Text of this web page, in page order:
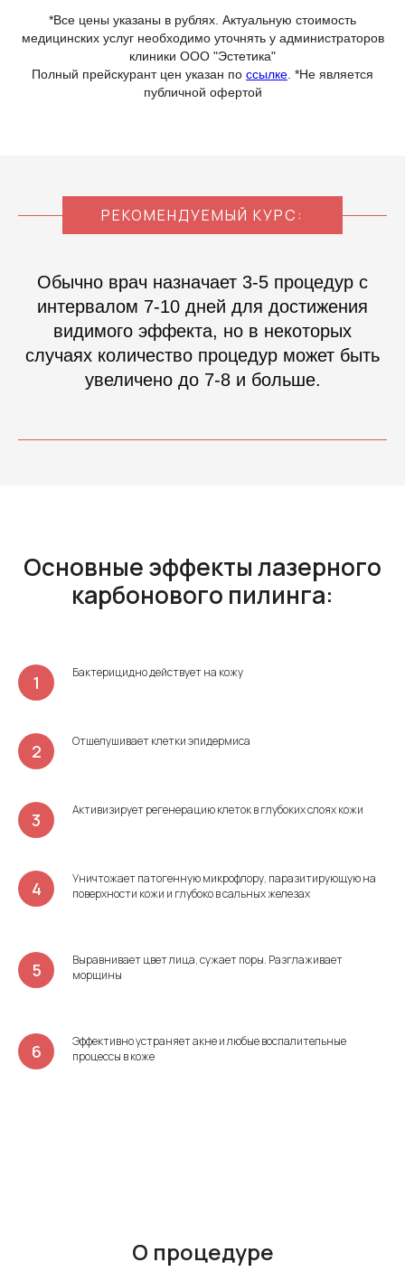
*Все цены указаны в рублях. Актуальную стоимость
медицинских услуг необходимо уточнять у администраторов
клиники ООО "Эстетика"
Полный прейскурант цен указан по ссылке . *Не является
публичной офертой
РЕКОМЕНДУЕМЫЙ КУРС:
Обычно врач назначает 3-5 процедур с
интервалом 7-10 дней для достижения
видимого эффекта, но в некоторых
случаях количество процедур может быть
увеличено до 7-8 и больше.
Основные эффекты лазерного
карбонового пилинга:
Бактерицидно действует на кожу
Отшелушивает клетки эпидермиса
Активизирует регенерацию клеток в глубоких слоях кожи
Уничтожает патогенную микрофлору, паразитирующую на
поверхности кожи и глубоко в сальных железах
Выравнивает цвет лица, сужает поры. Разглаживает
морщины
Эффективно устраняет акне и любые воспалительные
процессы в коже
О процедуре